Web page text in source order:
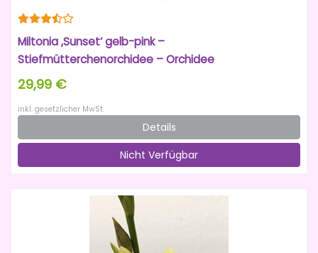
Miltonia ‚Sunset‘ gelb-pink –
Stiefmütterchenorchidee – Orchidee
29,99 €
inkl. gesetzlicher MwSt.
Details
Nicht Verfügbar